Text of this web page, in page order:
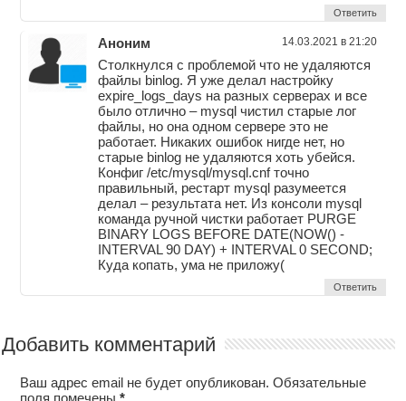
Ответить
Аноним 14.03.2021 в 21:20
Столкнулся с проблемой что не удаляются
файлы binlog. Я уже делал настройку
expire_logs_days на разных серверах и все
было отлично – mysql чистил старые лог
файлы, но она одном сервере это не
работает. Никаких ошибок нигде нет, но
старые binlog не удаляются хоть убейся.
Конфиг /etc/mysql/mysql.cnf точно
правильный, рестарт mysql разумеется
делал – результата нет. Из консоли mysql
команда ручной чистки работает PURGE
BINARY LOGS BEFORE DATE(NOW() -
INTERVAL 90 DAY) + INTERVAL 0 SECOND;
Куда копать, ума не приложу(
Ответить
Добавить комментарий
Ваш адрес email не будет опубликован. Обязательные